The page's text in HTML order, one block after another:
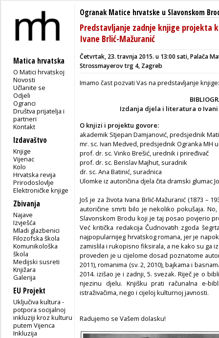
Matica hrvatska
O Matici hrvatskoj
Novosti
Učlanite se
Odjeli
Ogranci
Društva prijatelja i
partneri
Kontakt
Izdavaštvo
Knjige
Vijenac
Kolo
Hrvatska revija
Prirodoslovlje
Elektroničke knjige
Zbivanja
Najave
Izvješća
Mladi glazbenici
Filozofska škola
Komunikološka
škola
Medijski susreti
Knjižara
Galerija
EU Projekt
Uključiva kultura -
potpora socijalnoj
inkluziji kroz kulturu
putem Vijenca
Inkluzija
Ogranak Matice hrvatske u Slavonskom
Predstavljanje zadnje knjige projekta
Ivane Brlić-Mažuranić
Četvrtak, 23. travnja 2015. u 13:00 sati, Palača
Strossmayerov trg 4, Zagreb
Imamo čast pozvati Vas na predstavljanje knjige:
Izdanja djela i literatura o Ivani
O knjizi i projektu govore:
akademik Stjepan Damjanović, predsjednik
mr. sc. Ivan Medved, predsjednik Ogranka MH
prof. dr. sc. Vinko Brešić, urednik i priređivač
prof. dr. sc. Berislav Majhut, suradnik
dr. sc. Ana Batinić, suradnica
Ulomke iz autoričina djela čita dramski glumac
Još je za života Ivana Brlić-Mažuranić (1873 –
autoričine smrti bilo je nekoliko pokušaja.
Slavonskom Brodu koji je taj posao povjerio
Već kritička redakcija Čudnovatih zgoda
najpopularnijeg hrvatskog romana, jer je
zamislila i rukopisno fiksirala, a ne kako su ga
proveden je u cijelome dosad poznatome
2011), romanima (sv. 2, 2010), bajkama i
2014. izišao je i zadnji, 5. svezak. Riječ je o
njezinu djelu. Knjišku prati računalna e-
istraživačima, nego i cijeloj kulturnoj javnosti.
Radujemo se Vašem dolasku!